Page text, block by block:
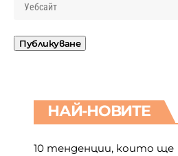
НАЙ-НОВИТЕ
10 тенденции, които ще